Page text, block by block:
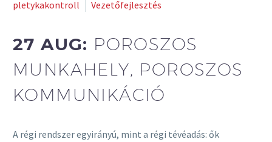
pletykakontroll Vezetőfejlesztés
27 AUG: POROSZOS
MUNKAHELY, POROSZOS
KOMMUNIKÁCIÓ
A régi rendszer egyirányú, mint a régi tévéadás: ők